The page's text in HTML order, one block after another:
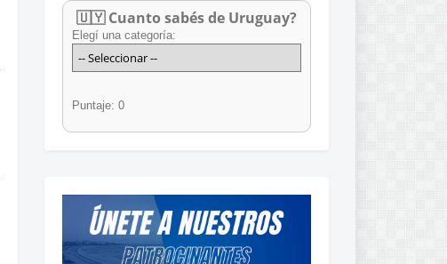
🇺🇾 Cuanto sabés de Uruguay?
Elegí una categoría:
Puntaje: 0